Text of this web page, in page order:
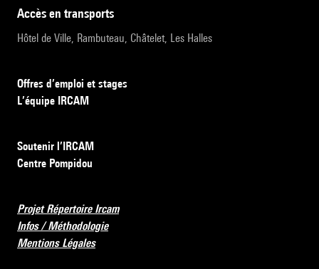
accès en transports
Hôtel de Ville, Rambuteau, Châtelet, Les Halles
Offres d’emploi et stages
L’équipe IRCAM
Soutenir l’IRCAM
Centre Pompidou
Projet Répertoire Ircam
Infos / Méthodologie
Mentions Légales